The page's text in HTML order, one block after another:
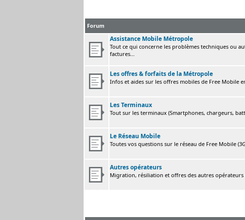
Forum
Assistance Mobile Métropole
Tout ce qui concerne les problèmes techniques ou
factures...
Les offres & forfaits de la Métropole
Infos et aides sur les offres mobiles de Free Mobile
Les Terminaux
Tout sur les terminaux (Smartphones, chargeurs,
Le Réseau Mobile
Toutes vos questions sur le réseau de Free Mobile
Autres opérateurs
Migration, résiliation et offres des autres opérateurs